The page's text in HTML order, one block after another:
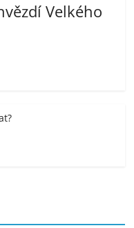
Velkého